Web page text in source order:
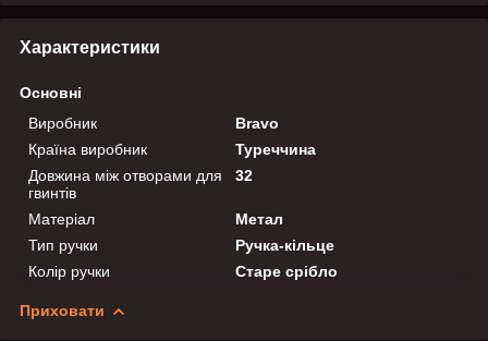
Характеристики
Основні
Виробник
Bravo
Країна виробник
Туреччина
Довжина між отворами для
гвинтів
32
Матеріал
Метал
Тип ручки
Ручка-кільце
Колір ручки
Старе срібло
Приховати